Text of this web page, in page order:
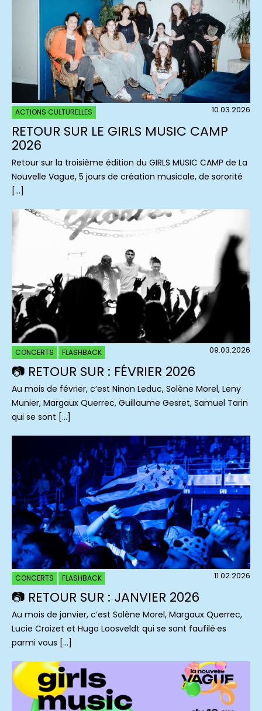
ACTIONS CULTURELLES 10.03.2026
RETOUR SUR LE GIRLS MUSIC CAMP
2026
Retour sur la troisième édition du GIRLS MUSIC CAMP de La
Nouvelle Vague, 5 jours de création musicale, de sororité
[…]
CONCERTS FLASHBACK 09.03.2026
📷 RETOUR SUR : FÉVRIER 2026
Au mois de février, c’est Ninon Leduc, Solène Morel, Leny
Munier, Margaux Querrec, Guillaume Gesret, Samuel Tarin
qui se sont […]
CONCERTS FLASHBACK 11.02.2026
📷 RETOUR SUR : JANVIER 2026
Au mois de janvier, c’est Solène Morel, Margaux Querrec,
Lucie Croizet et Hugo Loosveldt qui se sont faufilé·es
parmi vous […]